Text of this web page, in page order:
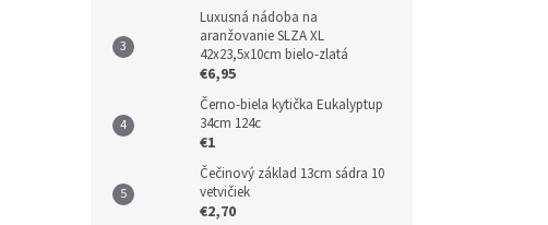
Luxusná nádoba na
aranžovanie SLZA XL
42x23,5x10cm bielo-zlatá
€6,95
Černo-biela kytička Eukalyptup
34cm 124c
€1
Čečinový základ 13cm sádra 10
vetvičiek
€2,70